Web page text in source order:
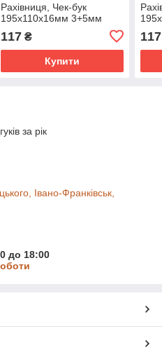
Рахівниця, Чек-бук
195х110х16мм 3+5мм
117₴
Купити
117
за рік
Івано-Франківськ,
до 18:00